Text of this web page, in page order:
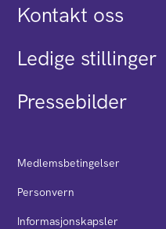
Kontakt oss
Ledige stillinger
Pressebilder
Medlemsbetingelser
Personvern
Informasjonskapsler